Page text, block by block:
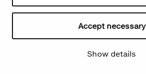
Accept necessary
Show details
Watch video